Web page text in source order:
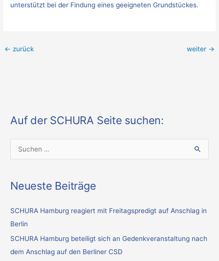
unterstützt bei der Findung eines geeigneten Grundstückes.
← zurück weiter →
Auf der SCHURA Seite suchen:
h
a
c
Neueste Beiträge
SCHURA Hamburg reagiert mit Freitagspredigt auf Anschlag in
Berlin
SCHURA Hamburg beteiligt sich an Gedenkveranstaltung nach
dem Anschlag auf den Berliner CSD